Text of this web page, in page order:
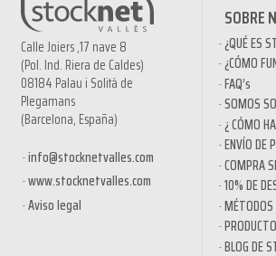
Calle Joiers ,17 nave 8
(Pol. Ind. Riera de Caldes)
08184 Palau i Solità de
Plegamans
(Barcelona, España)
info@stocknetvalles.com
www.stocknetvalles.com
Aviso legal
SOBRE
¿QUÉ ES
¿CÓMO
FAQ’s
SOMOS
¿ CÓMO
ENVÍO DE
COMPRA
10% DE
MÉTODOS
BLOG DE